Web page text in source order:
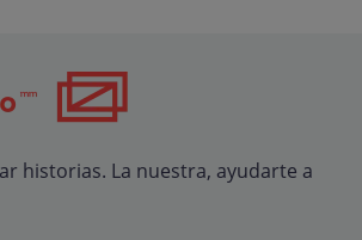
historias. La nuestra, ayudarte a